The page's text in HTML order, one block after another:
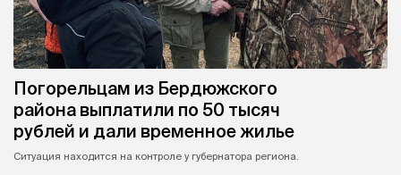
Погорельцам из Бердюжского
района выплатили по 50 тысяч
рублей и дали временное жилье
Ситуация находится на контроле у губернатора региона.